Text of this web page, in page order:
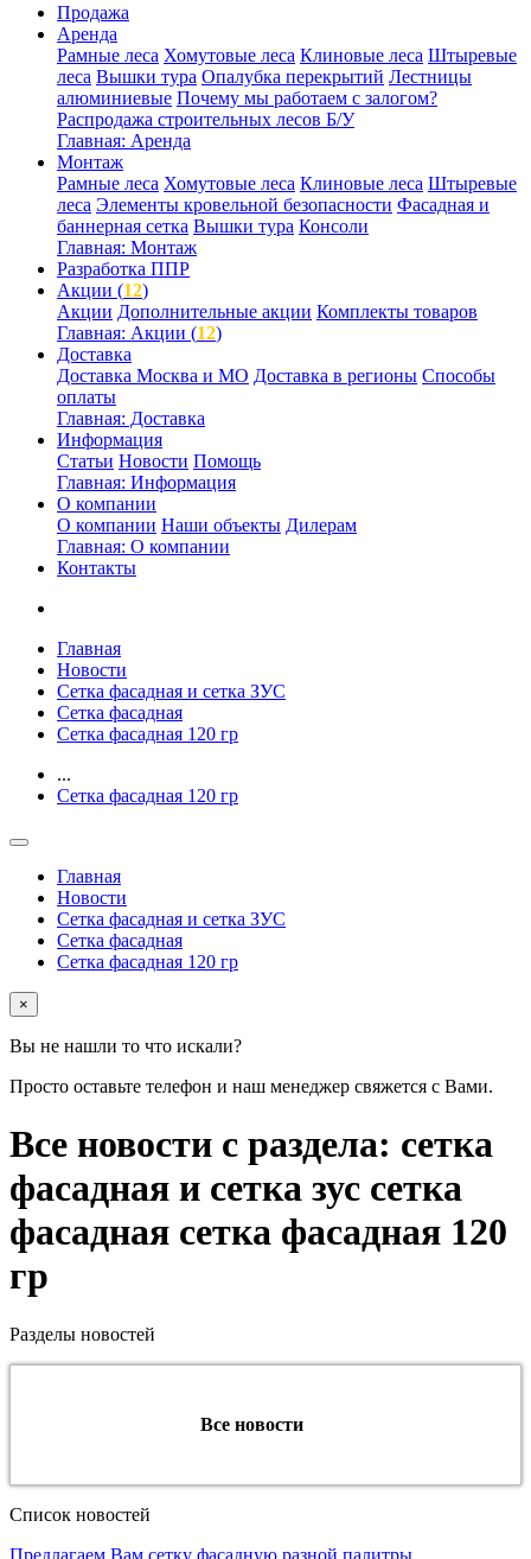
Продажа
Аренда
Рамные леса Хомутовые леса Клиновые леса Штыревые
леса Вышки тура Опалубка перекрытий Лестницы
алюминиевые Почему мы работаем с залогом?
Распродажа строительных лесов Б/У
Главная: Аренда
Монтаж
Рамные леса Хомутовые леса Клиновые леса Штыревые
леса Элементы кровельной безопасности Фасадная и
баннерная сетка Вышки тура Консоли
Главная: Монтаж
Разработка ППР
Акции (12)
Акции Дополнительные акции Комплекты товаров
Главная: Акции (12)
Доставка
Доставка Москва и МО Доставка в регионы Способы
оплаты
Главная: Доставка
Информация
Статьи Новости Помощь
Главная: Информация
О компании
О компании Наши объекты Дилерам
Главная: О компании
Контакты
Главная
Новости
Сетка фасадная и сетка ЗУС
Сетка фасадная
Сетка фасадная 120 гр
...
Сетка фасадная 120 гр
Главная
Новости
Сетка фасадная и сетка ЗУС
Сетка фасадная
Сетка фасадная 120 гр
×
Вы не нашли то что искали?
Просто оставьте телефон и наш менеджер свяжется с Вами.
Все новости с раздела: сетка
фасадная и сетка зус сетка
фасадная сетка фасадная 120
гр
Разделы новостей
Все новости
Список новостей
Предлагаем Вам сетку фасадную разной палитры